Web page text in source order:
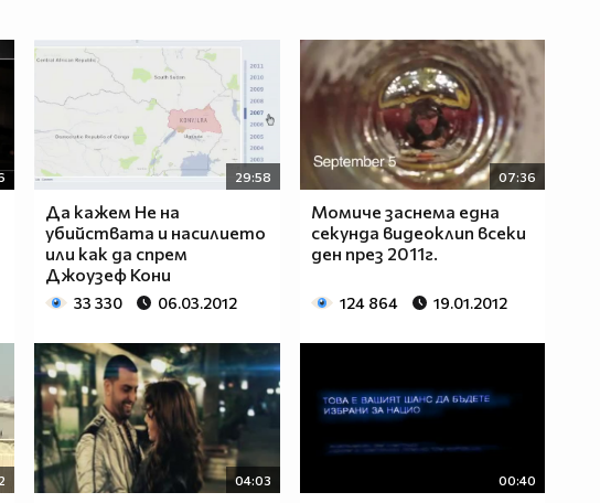
29:58
Да кажем Не на
убийствата и насилието
или как да спрем
Джоузеф Кони
33 330 06.03.2012
07:36
Момиче заснема една
секунда видеоклип всеки
ден през 2011г.
124 864 19.01.2012
04:03 00:40